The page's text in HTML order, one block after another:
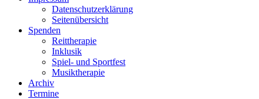
Datenschutzerklärung
Seitenübersicht
Spenden
Reittherapie
Inklusik
Spiel- und Sportfest
Musiktherapie
Archiv
Termine